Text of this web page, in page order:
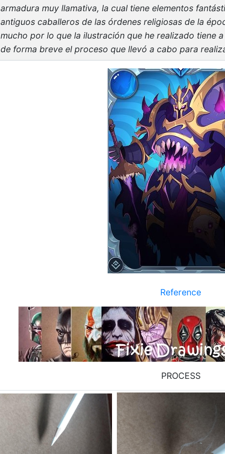
armadura muy llamativa, la cual tiene elementos
antiguos caballeros de las órdenes religiosas de la
mucho por lo que la ilustración que he realizado tiene
de forma breve el proceso que llevó a cabo para
Reference
PROCESS